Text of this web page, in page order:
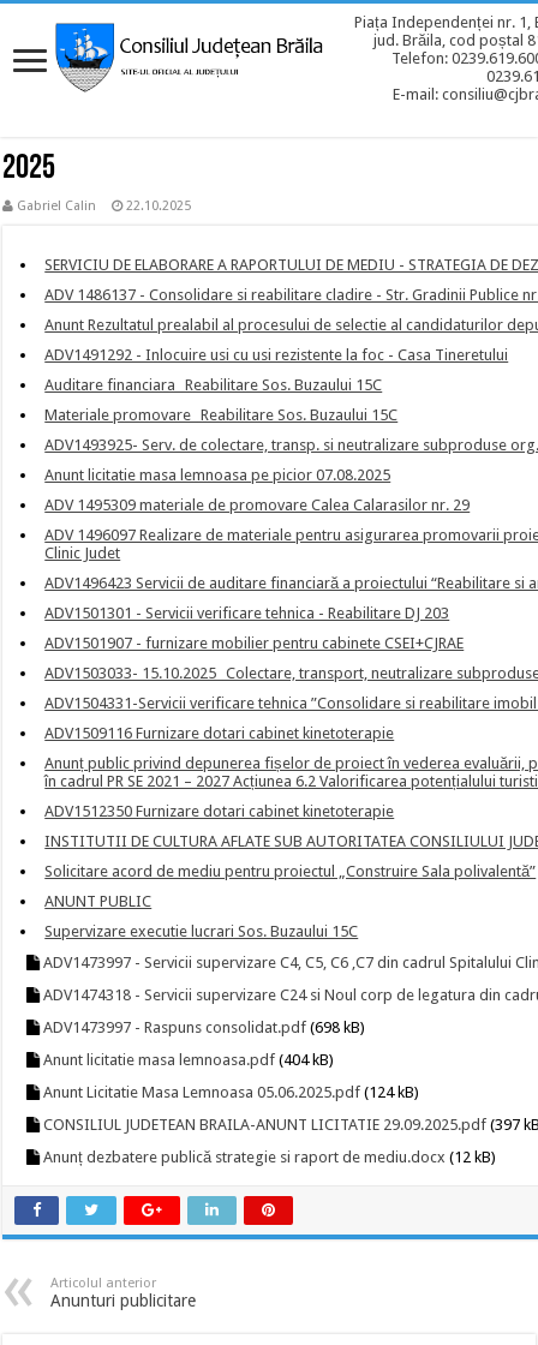
Piața Independenței nr. 1,
jud. Brăila, cod poștal
Telefon:
E-mail:
2025
Gabriel Calin 22.10.2025
SERVICIU DE ELABORARE A RAPORTULUI DE MEDIU - STRATEGIA DE
ADV 1486137 - Consolidare si reabilitare cladire - Str. Gradinii Publice
Anunt Rezultatul prealabil al procesului de selectie al candidaturilor
ADV1491292 - Inlocuire usi cu usi rezistente la foc - Casa Tineretului
Auditare financiara_ Reabilitare Sos. Buzaului 15C
Materiale promovare_ Reabilitare Sos. Buzaului 15C
ADV1493925- Serv. de colectare, transp. si neutralizare subproduse
Anunt licitatie masa lemnoasa pe picior 07.08.2025
ADV 1495309 materiale de promovare Calea Calarasilor nr. 29
ADV 1496097 Realizare de materiale pentru asigurarea promovarii
Clinic Judet
ADV1496423 Servicii de auditare financiară a proiectului “Reabilitare si
ADV1501301 - Servicii verificare tehnica - Reabilitare DJ 203
ADV1501907 - furnizare mobilier pentru cabinete CSEI+CJRAE
ADV1503033- 15.10.2025_ Colectare, transport, neutralizare
ADV1504331-Servicii verificare tehnica ”Consolidare si reabilitare
ADV1509116 Furnizare dotari cabinet kinetoterapie
Anunț public privind depunerea fișelor de proiect în vederea
în cadrul PR SE 2021 – 2027 Acțiunea 6.2 Valorificarea potențialului
ADV1512350 Furnizare dotari cabinet kinetoterapie
INSTITUTII DE CULTURA AFLATE SUB AUTORITATEA CONSILIULUI
Solicitare acord de mediu pentru proiectul „Construire Sala polivalentă”
ANUNT PUBLIC
Supervizare executie lucrari Sos. Buzaului 15C
ADV1473997 - Servicii supervizare C4, C5, C6 ,C7 din cadrul Spitalului
ADV1474318 - Servicii supervizare C24 si Noul corp de legatura din
ADV1473997 - Raspuns consolidat.pdf (698 kB)
Anunt licitatie masa lemnoasa.pdf (404 kB)
Anunt Licitatie Masa Lemnoasa 05.06.2025.pdf (124 kB)
CONSILIUL JUDETEAN BRAILA-ANUNT LICITATIE 29.09.2025.pdf (397
Anunț dezbatere publică strategie si raport de mediu.docx (12 kB)
Articolul anterior
Anunturi publicitare